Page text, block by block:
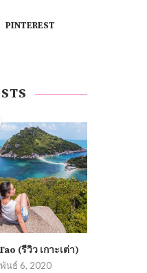
PINTEREST
(รีวิว เกาะเต่า)
นธ์ 6, 2020